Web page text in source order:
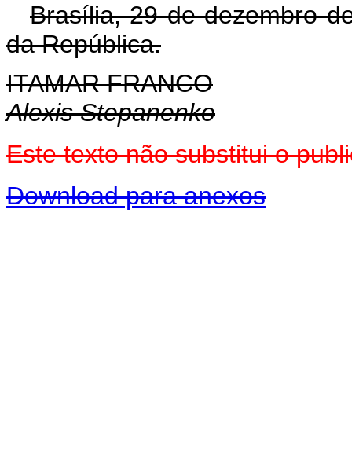
Brasília, 29 de dezembro
da República.
ITAMAR FRANCO
Alexis Stepanenko
Este texto não substitui o
Download para anexos